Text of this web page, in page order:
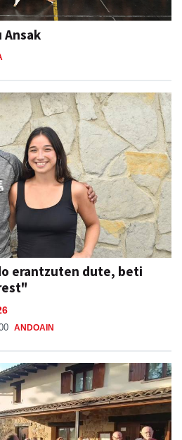
Ansak
erantzuten dute, beti
ANDOAIN